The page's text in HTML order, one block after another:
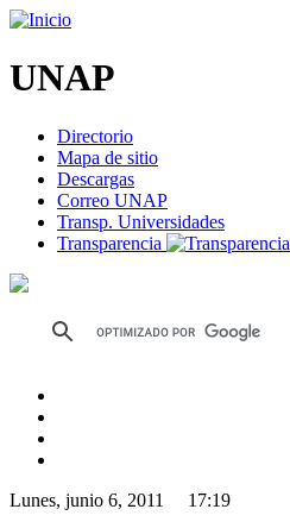
UNAP
Directorio
Mapa de sitio
Descargas
Correo UNAP
Transp. Universidades
Transparencia
Lunes, junio 6, 2011 17:19